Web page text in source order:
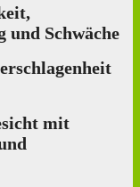
und Schwäche
mit